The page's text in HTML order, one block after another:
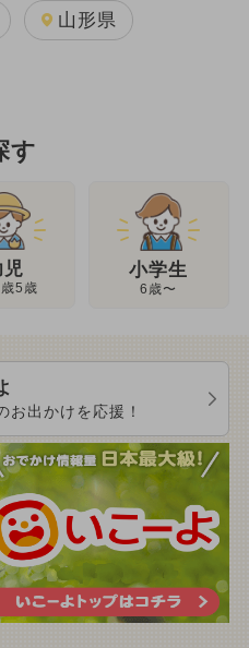
山形県
す
児
5歳
小学生
6歳〜
お出かけを応援！